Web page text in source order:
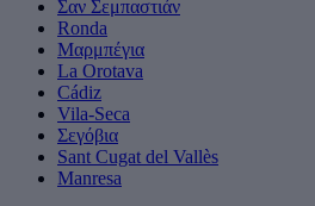
Σαν Σεμπαστιάν
Ronda
Μαρμπέγια
La Orotava
Cádiz
Vila-Seca
Σεγόβια
Sant Cugat del Vallès
Manresa